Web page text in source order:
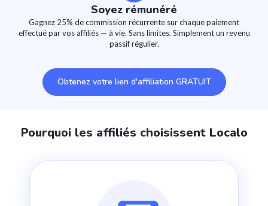
Soyez rémunéré
Gagnez 25% de commission récurrente sur chaque paiement
effectué par vos affiliés — à vie. Sans limites. Simplement un revenu
passif régulier.
Obtenez votre lien d'affiliation GRATUIT
Pourquoi les affiliés choisissent Localo